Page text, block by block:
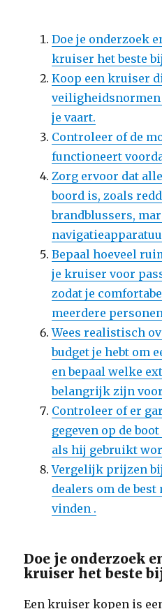
Doe je onderzoek
kruiser het beste
Koop een kruiser
veiligheidsnormen
je vaart.
Controleer of de
functioneert
Zorg ervoor dat
boord is, zoals
brandblussers,
Bepaal hoeveel
je kruiser voor
zodat je
meerdere
Wees realistisch
budget je hebt om
en bepaal welke
belangrijk zijn
Controleer of er
gegeven op de
als hij gebruikt
Vergelijk prijzen
dealers om de
vinden .
Doe je onderzoek
kruiser het beste
Een kruiser kopen is